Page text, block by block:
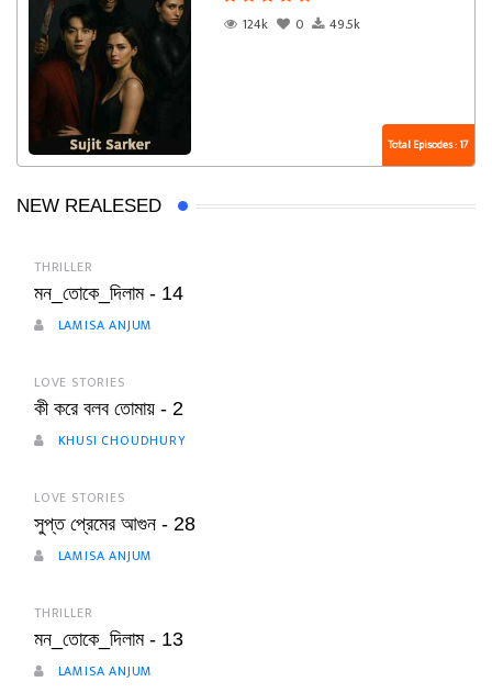
124k
0 49.5k
Total Episodes : 17
NEW REALESED
THRILLER
মন_তোকে_দিলাম - 14
LAMISA ANJUM
LOVE STORIES
কী করে বলব তোমায় - 2
KHUSI CHOUDHURY
LOVE STORIES
সুপ্ত প্রেমের আগুন - 28
LAMISA ANJUM
THRILLER
মন_তোকে_দিলাম - 13
LAMISA ANJUM